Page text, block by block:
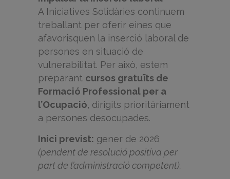
A Iniciatives Solidàries continuem
treballant per oferir eines que
afavorisquen la inserció laboral de
persones en situació de
vulnerabilitat. Per això, estem
preparant cursos gratuïts de
Formació Professional per a
l’Ocupació, dirigits prioritàriament
a persones desocupades.
Inici previst: gener de 2026
(pendent de resolució positiva per
part de l’administració competent).